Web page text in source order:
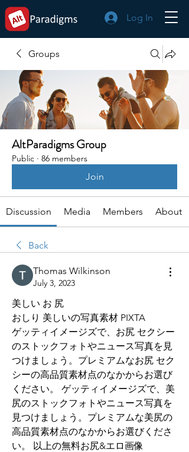
Log In
Groups
AltParadigms Group
Public · 86 members
Join
Discussion Media Members About
Back
Thomas Wilkinson
July 3, 2023
美しい お 尻
おしり 美しいの写真素材 PIXTA
ゲッティイメージズで、お尻 セクシー
のストックフォトやニュース写真を見
つけましょう。プレミアムなお尻 セク
シーの高品質素材点のなかからお選び
ください。 ゲッティイメージズで、美
尻のストックフォトやニュース写真を
見つけましょう。プレミアムな美尻の
高品質素材点のなかからお選びくださ
い。 以上の無料お尻&エロ画像